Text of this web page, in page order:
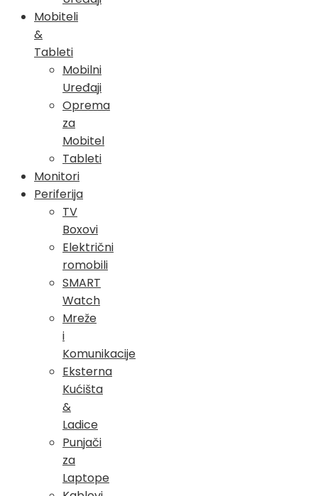
Mobiteli
&
Tableti
Mobilni
Uređaji
Oprema
za
Mobitel
Tableti
Monitori
Periferija
TV
Boxovi
Električni
romobili
SMART
Watch
Mreže
i
Komunikacije
Eksterna
Kućišta
&
Ladice
Punjači
za
Laptope